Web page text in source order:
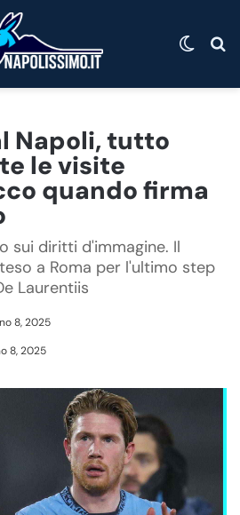
Napoli, tutto
le visite
quando firma
sui diritti d'immagine. Il
a Roma per l'ultimo step
Laurentiis
8, 2025
8, 2025